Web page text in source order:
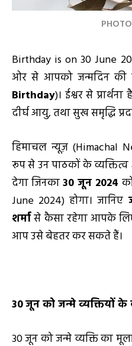
Birthday is on 30 June
ओर से आपको जन्मदिन की
Birthday)। ईश्वर से
दीर्घ आयु, तथा सुख समृद्धि
हिमाचल न्यूज़ (Himachal
रूप से उन पाठकों के
देगा जिनका30 जून 2024
June 2024) होगा। जानिए
शर्मासे कैसा रहेगा आपके
आप उसे बेहतर कर सकते हैं।
30जून को जन्मे व्यक्तियों के
30 जून को जन्मे व्यक्ति का